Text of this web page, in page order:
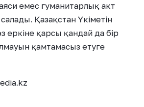
емес гуманитарлық акт
Қазақстан Үкіметін
еркіне қарсы қандай да бір
қамтамасыз етуге